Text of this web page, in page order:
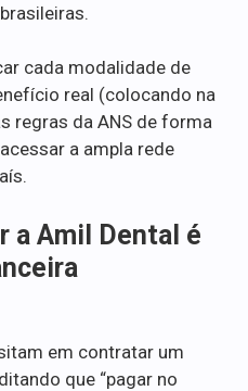
cada modalidade de
real (colocando na
regras da ANS de forma
a ampla rede
a Amil Dental é
em contratar um
que “pagar no